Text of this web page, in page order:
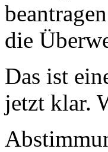
die
Das ist
jetzt klar.